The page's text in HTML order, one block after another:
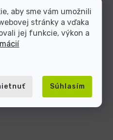
aby sme vám umožnili
stránky a vďaka
jej funkcie, výkon a
Súhlasím